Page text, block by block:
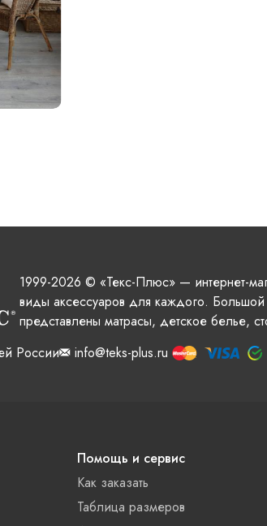
1999-2026 © «Текс-Плюс» — интернет-
виды аксессуаров для каждого. Большой
представлены матрасы, детское белье,
России
info@teks-plus.ru
Помощь и сервис
Как заказать
Таблица размеров